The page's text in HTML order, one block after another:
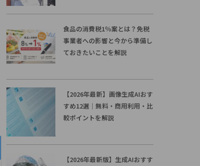
食品の消費税1％案とは？免税
事業者への影響と今から準備し
ておきたいことを解説
【2026年最新】画像生成AIおす
すめ12選｜無料・商用利用・比
較ポイントを解説
【2026年最新版】生成AIおすす